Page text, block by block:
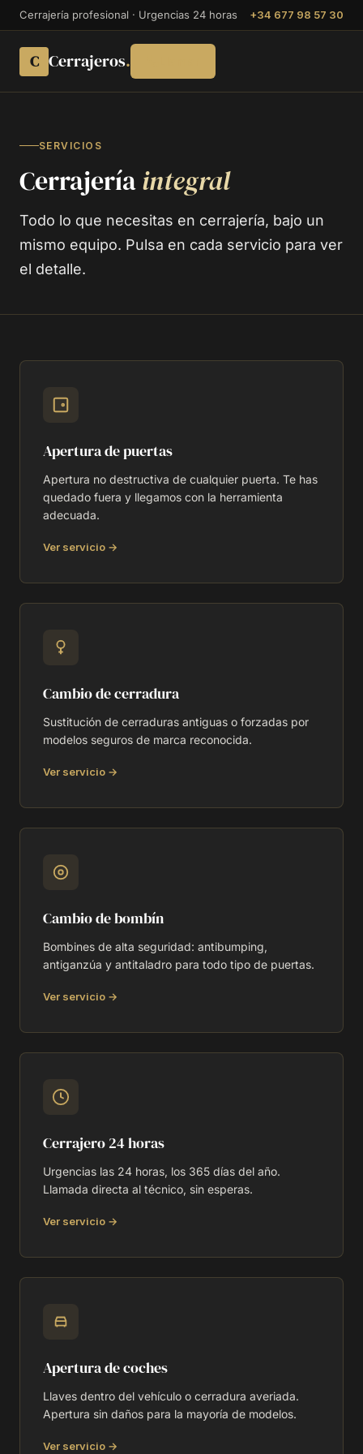
Cerrajería profesional · Urgencias 24 horas +34 677 98 57 30
C Cerrajeros.
SERVICIOS
Cerrajeríaintegral
Todo lo que necesitas en cerrajería, bajo un
mismo equipo. Pulsa en cada servicio para ver
el detalle.
Apertura de puertas
Apertura no destructiva de cualquier puerta. Te has
quedado fuera y llegamos con la herramienta
adecuada.
Ver servicio →
Cambio de cerradura
Sustitución de cerraduras antiguas o forzadas por
modelos seguros de marca reconocida.
Ver servicio →
Cambio de bombín
Bombines de alta seguridad: antibumping,
antiganzúa y antitaladro para todo tipo de puertas.
Ver servicio →
Cerrajero 24 horas
Urgencias las 24 horas, los 365 días del año.
Llamada directa al técnico, sin esperas.
Ver servicio →
Apertura de coches
Llaves dentro del vehículo o cerradura averiada.
Apertura sin daños para la mayoría de modelos.
Ver servicio →